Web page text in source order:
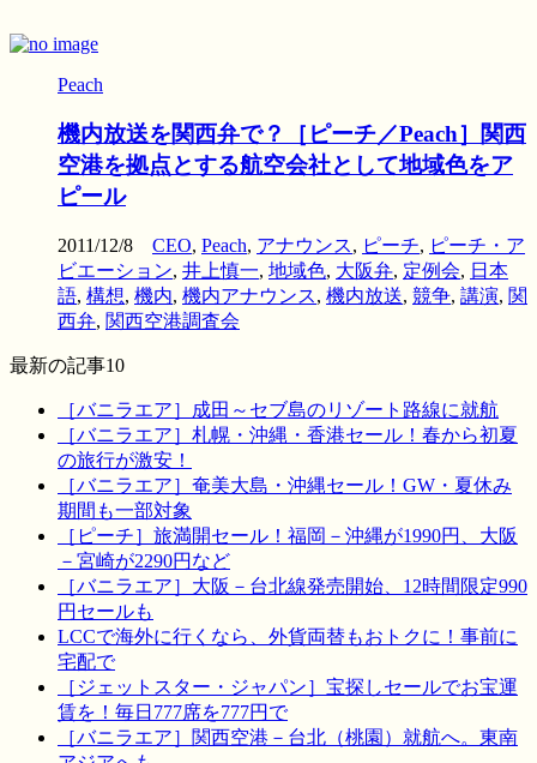
Peach
機内放送を関西弁で？［ピーチ／Peach］関西
空港を拠点とする航空会社として地域色をア
ピール
2011/12/8 CEO, Peach, アナウンス, ピーチ, ピーチ・ア
ビエーション, 井上慎一, 地域色, 大阪弁, 定例会, 日本
語, 構想, 機内, 機内アナウンス, 機内放送, 競争, 講演, 関
西弁, 関西空港調査会
最新の記事10
［バニラエア］成田～セブ島のリゾート路線に就航
［バニラエア］札幌・沖縄・香港セール！春から初夏
の旅行が激安！
［バニラエア］奄美大島・沖縄セール！GW・夏休み
期間も一部対象
［ピーチ］旅満開セール！福岡－沖縄が1990円、大阪
－宮崎が2290円など
［バニラエア］大阪－台北線発売開始、12時間限定990
円セールも
LCCで海外に行くなら、外貨両替もおトクに！事前に
宅配で
［ジェットスター・ジャパン］宝探しセールでお宝運
賃を！毎日777席を777円で
［バニラエア］関西空港－台北（桃園）就航へ。東南